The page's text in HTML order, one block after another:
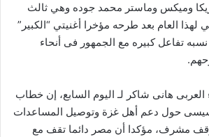
وميكس وماستر محمد جوده وهي ثالث
لهذا العام بعد طرحه مؤخرا أغنيتي “الكبير”
تفاعل كبيره مع الجمهور فى أنحاء
العربى هانى شاكر لـ اليوم السابع، إن خطاب
حول دعم أهل غزة وتوصيل المساعدات
مشرف، مؤكدا أن مصر دائما تقف مع